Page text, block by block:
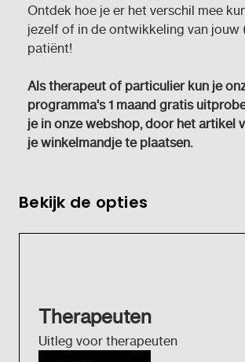
Ontdek hoe je er het verschil mee
jezelf of in de ontwikkeling van jouw
patiënt!
Als therapeut of particulier kun je
programma's 1 maand gratis
je in onze webshop, door het artikel
je winkelmandje te plaatsen.
Bekijk de opties
Therapeuten
Uitleg voor therapeuten